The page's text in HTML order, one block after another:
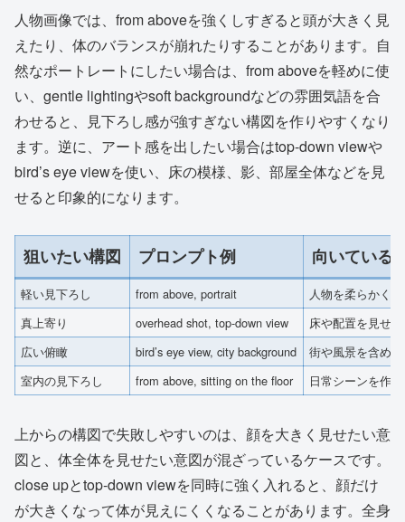
人物画像では、from aboveを強くしすぎると頭が大きく見
えたり、体のバランスが崩れたりすることがあります。自
然なポートレートにしたい場合は、from aboveを軽めに使
い、gentle lightingやsoft backgroundなどの雰囲気語を合
わせると、見下ろし感が強すぎない構図を作りやすくなり
ます。逆に、アート感を出したい場合はtop-down viewや
bird’s eye viewを使い、床の模様、影、部屋全体などを見
せると印象的になります。
狙いたい構図 プロンプト例 向いている
軽い見下ろし from above, portrait
人物を柔らかく
真上寄り
overhead shot, top-down view
床や配置を見せ
広い俯瞰
bird’s eye view, city background
街や風景を含め
室内の見下ろし
from above, sitting on the floor 日常シーンを作
上からの構図で失敗しやすいのは、顔を大きく見せたい意
図と、体全体を見せたい意図が混ざっているケースです。
close upとtop-down viewを同時に強く入れると、顔だけ
が大きくなって体が見えにくくなることがあります。全身